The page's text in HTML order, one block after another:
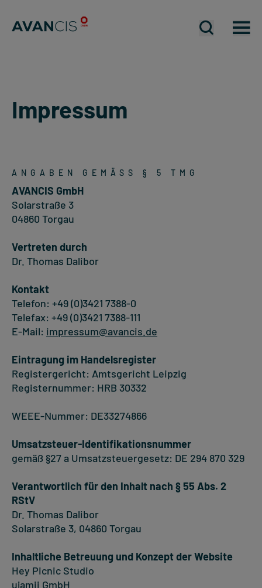
Mobiles
Mobiles
Impressum
ANGABEN GEMÄSS § 5 TMG
AVANCIS GmbH
Solarstraße 3
04860 Torgau
Vertreten durch
Dr. Thomas Dalibor
Kontakt
Telefon: +49 (0)3421 7388-0
Telefax: +49 (0)3421 7388-111
E-Mail: impressum@avancis.de
Eintragung im Handelsregister
Registergericht: Amtsgericht Leipzig
Registernummer: HRB 30332
WEEE-Nummer: DE33274866
Umsatzsteuer-Identifikationsnummer
gemäß §27 a Umsatzsteuergesetz: DE 294 870 329
Verantwortlich für den Inhalt nach § 55 Abs. 2
RStV
Dr. Thomas Dalibor
Solarstraße 3, 04860 Torgau
Inhaltliche Betreuung und Konzept der Website
Hey Picnic Studio
ujamii GmbH